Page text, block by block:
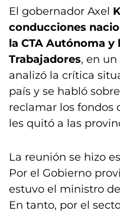
El gobernador Axel
conducciones
la CTA Autónoma y
Trabajadores, en
analizó la crítica
país y se habló
reclamar los fondos
les quitó a las
La reunión se hizo
Por el Gobierno
estuvo el ministro
En tanto, por el